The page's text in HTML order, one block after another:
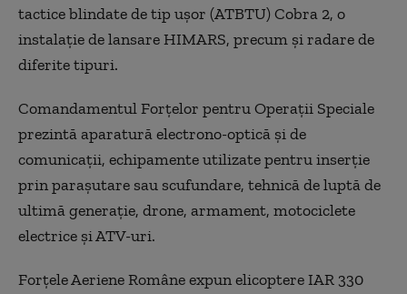
tactice blindate de tip uşor (ATBTU) Cobra 2, o
instalaţie de lansare HIMARS, precum şi radare de
diferite tipuri.
Comandamentul Forţelor pentru Operaţii Speciale
prezintă aparatură electrono-optică şi de
comunicaţii, echipamente utilizate pentru inserţie
prin paraşutare sau scufundare, tehnică de luptă de
ultimă generaţie, drone, armament, motociclete
electrice şi ATV-uri.
Forţele Aeriene Române expun elicoptere IAR 330